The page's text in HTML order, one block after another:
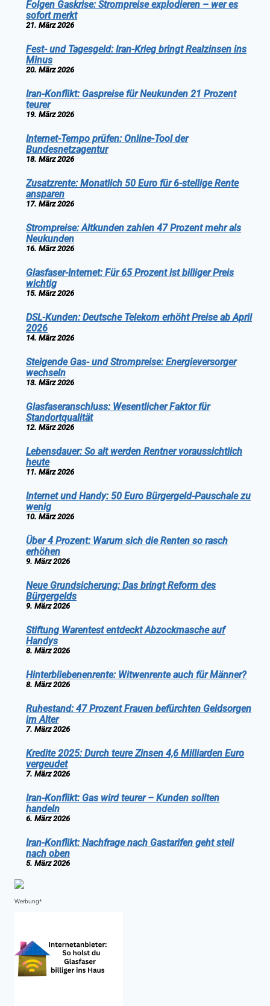
Folgen Gaskrise: Strompreise explodieren – wer es
sofort merkt
21. März 2026
Fest- und Tagesgeld: Iran-Krieg bringt Realzinsen ins
Minus
20. März 2026
Iran-Konflikt: Gaspreise für Neukunden 21 Prozent
teurer
19. März 2026
Internet-Tempo prüfen: Online-Tool der
Bundesnetzagentur
18. März 2026
Zusatzrente: Monatlich 50 Euro für 6-stellige Rente
ansparen
17. März 2026
Strompreise: Altkunden zahlen 47 Prozent mehr als
Neukunden
16. März 2026
Glasfaser-Internet: Für 65 Prozent ist billiger Preis
wichtig
15. März 2026
DSL-Kunden: Deutsche Telekom erhöht Preise ab April
2026
14. März 2026
Steigende Gas- und Strompreise: Energieversorger
wechseln
13. März 2026
Glasfaseranschluss: Wesentlicher Faktor für
Standortqualität
12. März 2026
Lebensdauer: So alt werden Rentner voraussichtlich
heute
11. März 2026
Internet und Handy: 50 Euro Bürgergeld-Pauschale zu
wenig
10. März 2026
Über 4 Prozent: Warum sich die Renten so rasch
erhöhen
9. März 2026
Neue Grundsicherung: Das bringt Reform des
Bürgergelds
9. März 2026
Stiftung Warentest entdeckt Abzockmasche auf
Handys
8. März 2026
Hinterbliebenenrente: Witwenrente auch für Männer?
8. März 2026
Ruhestand: 47 Prozent Frauen befürchten Geldsorgen
im Alter
7. März 2026
Kredite 2025: Durch teure Zinsen 4,6 Milliarden Euro
vergeudet
7. März 2026
Iran-Konflikt: Gas wird teurer – Kunden sollten
handeln
6. März 2026
Iran-Konflikt: Nachfrage nach Gastarifen geht steil
nach oben
5. März 2026
Werbung*